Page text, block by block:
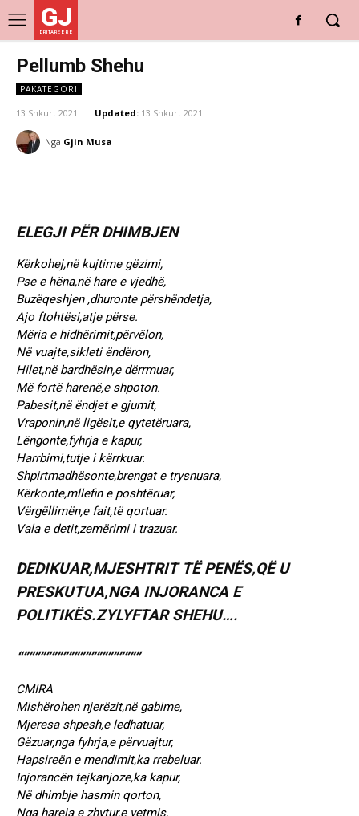
GJ
DRITARE E RE
Pellumb Shehu
PAKATEGORI
13 Shkurt 2021 Updated: 13 Shkurt 2021
Nga Gjin Musa
ELEGJI PËR DHIMBJEN
Kërkohej,në kujtime gëzimi,
Pse e hëna,në hare e vjedhë,
Buzëqeshjen ,dhuronte përshëndetja,
Ajo ftohtësi,atje përse.
Mëria e hidhërimit,përvëlon,
Në vuajte,sikleti ëndëron,
Hilet,në bardhësin,e dërrmuar,
Më fortë harenë,e shpoton.
Pabesit,në ëndjet e gjumit,
Vraponin,në ligësit,e qytetëruara,
Lëngonte,fyhrja e kapur,
Harrbimi,tutje i kërrkuar.
Shpirtmadhësonte,brengat e trysnuara,
Kërkonte,mllefin e poshtëruar,
Vërgëllimën,e fait,të qortuar.
Vala e detit,zemërimi i trazuar.
DEDIKUAR,MJESHTRIT TË PENËS,QË U
PRESKUTUA,NGA INJORANCA E
POLITIKËS.ZYLYFTAR SHEHU….
“”””””””””””””””””””””
CMIRA
Mishërohen njerëzit,në gabime,
Mjeresa shpesh,e ledhatuar,
Gëzuar,nga fyhrja,e përvuajtur,
Hapsireën e mendimit,ka rrebeluar.
Injorancën tejkanjoze,ka kapur,
Në dhimbje hasmin qorton,
Nga hareja e zhytur,e vetmis,